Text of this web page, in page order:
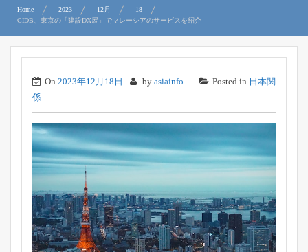
Home 2023 12月
18
CIDB、東京の「建設DX展」でマレーシアのサービスを紹介
On 2023年12月18日 by asiainfo Posted in 日本関
係